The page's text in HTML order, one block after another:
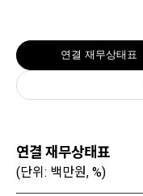
연결 재무상태표
연결 재무상태표
(단위: 백만원, %)